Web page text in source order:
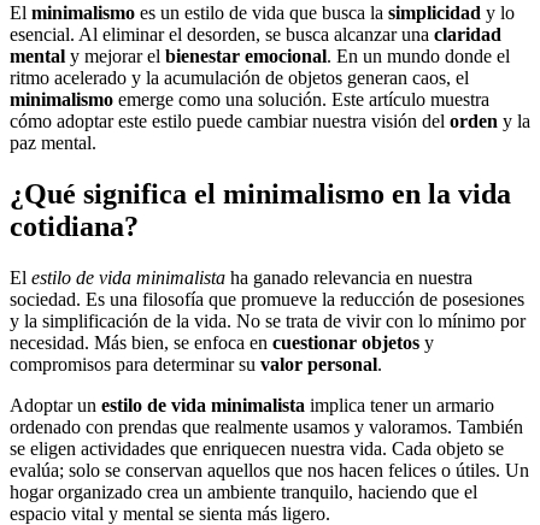
El minimalismo es un estilo de vida que busca la simplicidad y lo
esencial. Al eliminar el desorden, se busca alcanzar una claridad
mental y mejorar el bienestar emocional. En un mundo donde el
ritmo acelerado y la acumulación de objetos generan caos, el
minimalismo emerge como una solución. Este artículo muestra
cómo adoptar este estilo puede cambiar nuestra visión del orden y la
paz mental.
¿Qué significa el minimalismo en la vida
cotidiana?
El estilo de vida minimalista ha ganado relevancia en nuestra
sociedad. Es una filosofía que promueve la reducción de posesiones
y la simplificación de la vida. No se trata de vivir con lo mínimo por
necesidad. Más bien, se enfoca en cuestionar objetos y
compromisos para determinar su valor personal.
Adoptar un estilo de vida minimalista implica tener un armario
ordenado con prendas que realmente usamos y valoramos. También
se eligen actividades que enriquecen nuestra vida. Cada objeto se
evalúa; solo se conservan aquellos que nos hacen felices o útiles. Un
hogar organizado crea un ambiente tranquilo, haciendo que el
espacio vital y mental se sienta más ligero.